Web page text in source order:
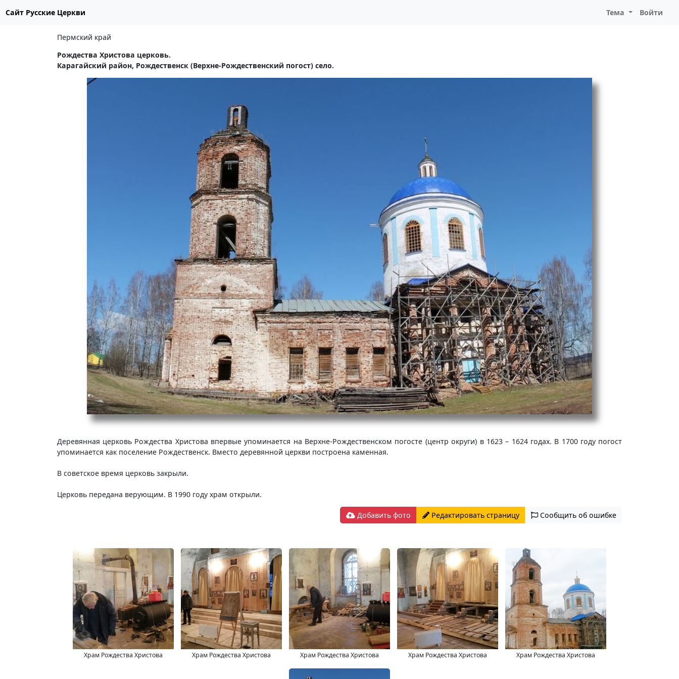
Сайт Русские Церкви Тема Войти
Пермский край
Рождества Христова церковь.
Карагайский район, Рождественск (Верхне-Рождественский погост) село.
Деревянная церковь Рождества Христова впервые упоминается на Верхне-Рождественском погосте (центр округи) в 1623 – 1624 годах. В 1700 году погост
упоминается как поселение Рождественск. Вместо деревянной церкви построена каменная.
В советское время церковь закрыли.
Церковь передана верующим. В 1990 году храм открыли.
Добавить фото Редактировать страницу Сообщить об ошибке
Храм Рождества Христова Храм Рождества Христова Храм Рождества Христова Храм Рождества Христова Храм Рождества Христова